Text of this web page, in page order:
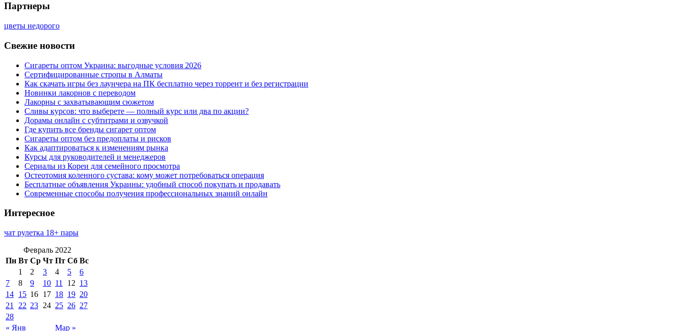
Партнеры
цветы недорого
Свежие новости
Сигареты оптом Украина: выгодные условия 2026
Сертифицированные стропы в Алматы
Как скачать игры без лаунчера на ПК бесплатно через торрент и без регистрации
Новинки лакорнов с переводом
Лакорны с захватывающим сюжетом
Сливы курсов: что выберете — полный курс или два по акции?
Дорамы онлайн с субтитрами и озвучкой
Где купить все бренды сигарет оптом
Сигареты оптом без предоплаты и рисков
Как адаптироваться к изменениям рынка
Курсы для руководителей и менеджеров
Сериалы из Кореи для семейного просмотра
Остеотомия коленного сустава: кому может потребоваться операция
Бесплатные объявления Украины: удобный способ покупать и продавать
Современные способы получения профессиональных знаний онлайн
Интересное
чат рулетка 18+ пары
Февраль 2022
Пн Вт Ср Чт Пт Сб Вс
« Янв Мар »
1 2 3 4 5
6
7
8 9 10 11 12 13
14 15 16 17 18 19 20
21
22 23 24 25 26 27
28